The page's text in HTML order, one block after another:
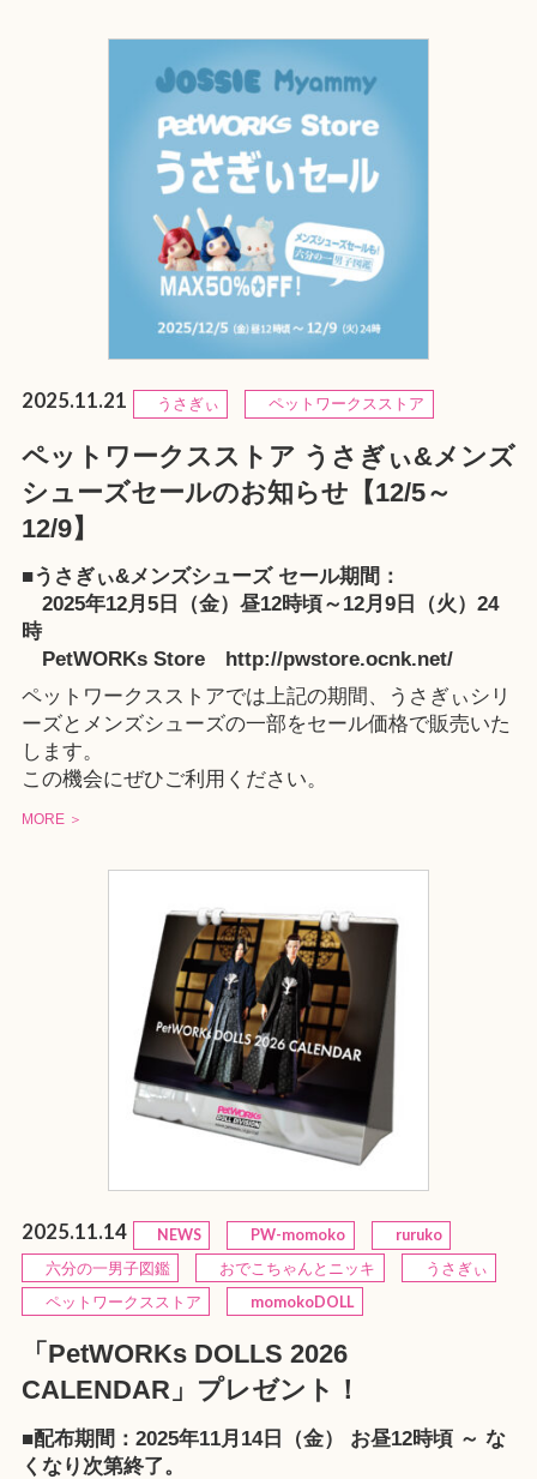
2025.11.21 うさぎぃ ペットワークスストア
ペットワークスストア うさぎぃ&メンズ
シューズセールのお知らせ【12/5～
12/9】
■うさぎぃ&メンズシューズ セール期間：
2025年12月5日（金）昼12時頃～12月9日（火）24
時
PetWORKs Store http://pwstore.ocnk.net/
ペットワークスストアでは上記の期間、うさぎぃシリ
ーズとメンズシューズの一部をセール価格で販売いた
します。
この機会にぜひご利用ください。
MORE ＞
2025.11.14 NEWS PW-momoko
ruruko
六分の一男子図鑑
おでこちゃんとニッキ
うさぎぃ
ペットワークスストア
momokoDOLL
「PetWORKs DOLLS 2026
CALENDAR」プレゼント！
■配布期間：2025年11月14日（金） お昼12時頃 ～ な
くなり次第終了。